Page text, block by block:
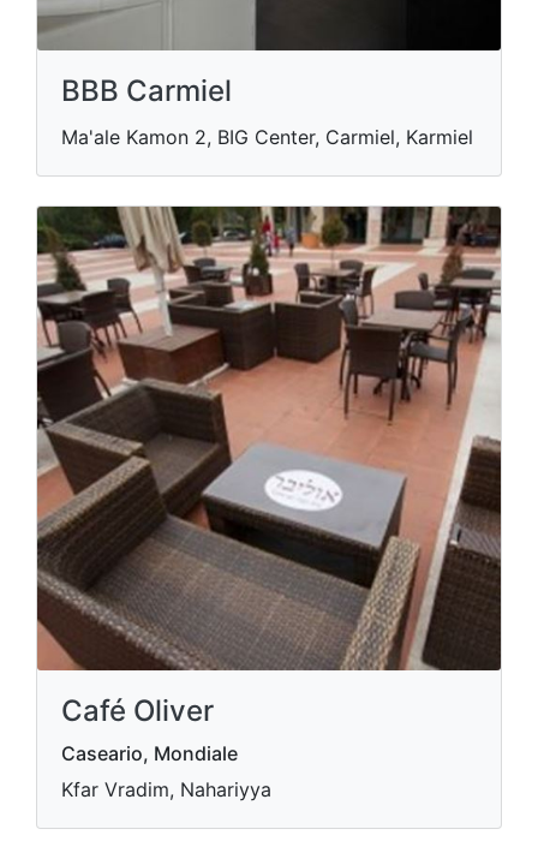
BBB Carmiel
Ma'ale Kamon 2, BIG Center, Carmiel, Karmiel
Café Oliver
Caseario, Mondiale
Kfar Vradim, Nahariyya